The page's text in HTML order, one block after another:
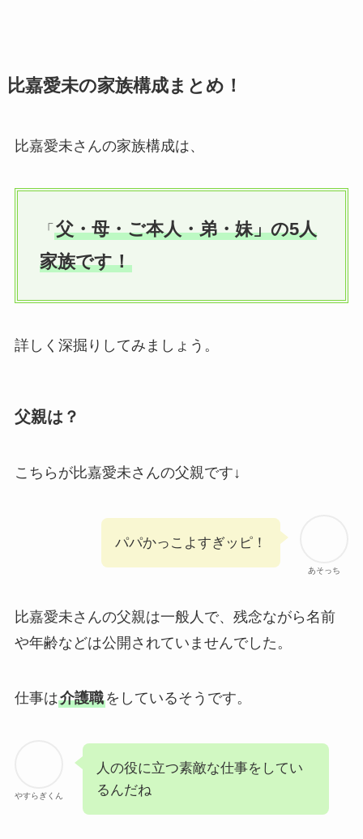
比嘉愛未の家族構成まとめ！
比嘉愛未さんの家族構成は、
「 父・母・ご本人・弟・妹」の5人
家族です！
詳しく深掘りしてみましょう。
父親は？
こちらが比嘉愛未さんの父親です↓
あそっち
パパかっこよすぎッピ！
比嘉愛未さんの父親は一般人で、残念ながら名前
や年齢などは公開されていませんでした。
仕事は介護職をしているそうです。
やすらぎくん
人の役に立つ素敵な仕事をしてい
るんだね